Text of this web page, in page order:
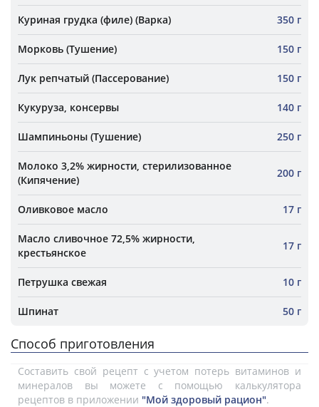
Куриная грудка (филе) (Варка) 350 г
Морковь (Тушение) 150 г
Лук репчатый (Пассерование) 150 г
Кукуруза, консервы 140 г
Шампиньоны (Тушение) 250 г
Молоко 3,2% жирности, стерилизованное
(Кипячение)
200 г
Оливковое масло 17 г
Масло сливочное 72,5% жирности,
крестьянское
17 г
Петрушка свежая 10 г
Шпинат 50 г
Способ приготовления
Составить свой рецепт с учетом потерь витаминов и
минералов вы можете с помощью калькулятора
рецептов в приложении "Мой здоровый рацион".